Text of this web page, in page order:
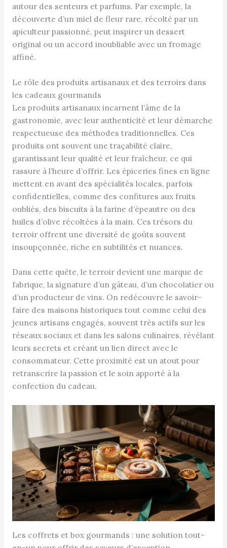
autour des senteurs et parfums. Par exemple, la
découverte d’un miel de fleur rare, récolté par un
apiculteur passionné, peut inspirer un dessert
original ou un accord inoubliable avec un fromage
affiné.
Le rôle des produits artisanaux et des terroirs dans
les cadeaux gourmands
Les produits artisanaux incarnent l’âme de la
gastronomie, avec leur authenticité et leur démarche
respectueuse des méthodes traditionnelles. Ces
produits ont souvent une traçabilité claire,
garantissant leur qualité et leur fraîcheur, ce qui
rassure à l’heure d’offrir. Les épiceries fines en ligne
mettent en avant des spécialités locales, parfois
confidentielles, comme des confitures aux fruits
oubliés, des biscuits à la farine d’épeautre ou des
huiles d’olive récoltées à la main. Ces trésors du
terroir offrent une diversité de goûts souvent
insoupçonnée, riche en subtilités et nuances.
Dans cette quête, le terroir devient une marque de
fabrique, la signature d’un gâteau, d’un chocolatier ou
d’un producteur de vins. On redécouvre le savoir-
faire des maisons historiques tout comme celui des
jeunes artisans engagés, souvent très actifs sur les
réseaux sociaux et dans les salons culinaires, révélant
leurs secrets et créant un lien direct avec le
consommateur. Cette proximité est un atout pour
retranscrire la passion et le soin apporté à la
confection du cadeau.
Les coffrets et box gourmands : une solution tout-